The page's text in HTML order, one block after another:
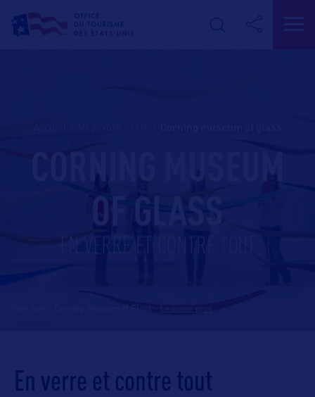
CORNING MUSEUM
OF GLASS
EN VERRE ET CONTRE TOUT
En verre et contre tout